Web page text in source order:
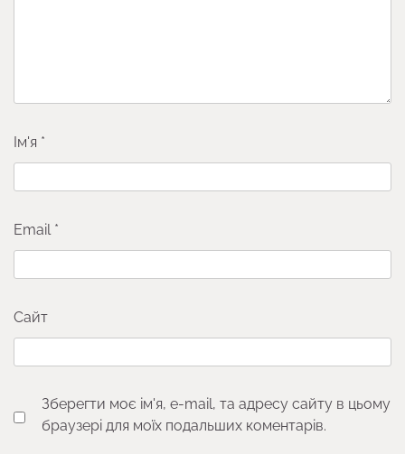
Ім'я *
Email *
Сайт
Зберегти моє ім'я, e-mail, та адресу сайту в цьому
браузері для моїх подальших коментарів.